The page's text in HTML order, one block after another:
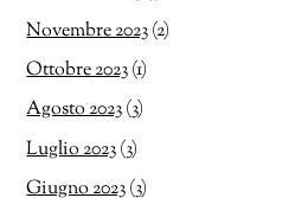
Novembre 2023(2)
Ottobre 2023(1)
Agosto 2023(3)
Luglio 2023(3)
Giugno 2023(3)